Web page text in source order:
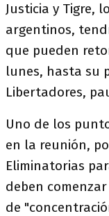
Justicia y Tigre,
argentinos,
que pueden
lunes, hasta su
Libertadores,
Uno de los
en la reunión,
Eliminatorias
deben
de